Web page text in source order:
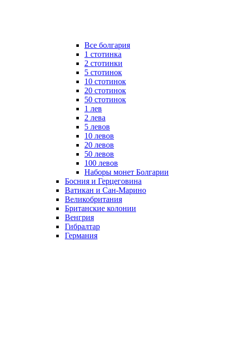
Все болгария
1 стотинка
2 стотинки
5 стотинок
10 стотинок
20 стотинок
50 стотинок
1 лев
2 лева
5 левов
10 левов
20 левов
50 левов
100 левов
Наборы монет Болгарии
Босния и Герцеговина
Ватикан и Сан-Марино
Великобритания
Британские колонии
Венгрия
Гибралтар
Германия